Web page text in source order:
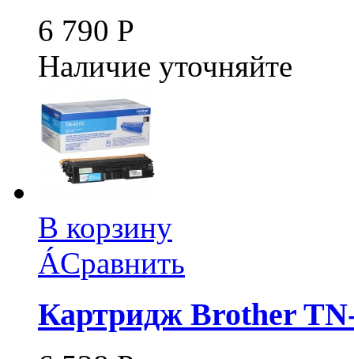
6 790 Р
Наличие уточняйте
В корзину
ÁСравнить
Картридж Brother